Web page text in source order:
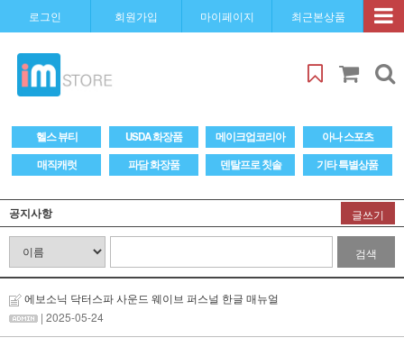
로그인 회원가입 마이페이지 최근본상품
헬스 뷰티 USDA 화장품 메이크업코리아
아나 스포츠
매직캐럿
파담 화장품 덴탈프로 칫솔 기타 특별상품
공지사항 글쓰기
검색
에보소닉 닥터스파 사운드 웨이브 퍼스널 한글 매뉴얼
| 2025-05-24